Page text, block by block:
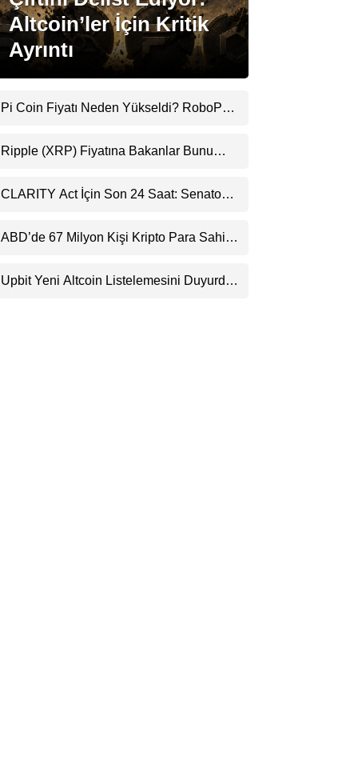
Instagram
LinkedIn
Telegram
Altcoin’ler İçin Kritik
Ayrıntı
Pi Coin Fiyatı Neden Yükseldi? RoboPay
Destekledi
Ripple (XRP) Fiyatına Bakanlar Bunu
Uyarı
CLARITY Act İçin Son 24 Saat: Senato
Beklentisini Bozabilir
ABD’de 67 Milyon Kişi Kripto Para Sahibi:
Upbit Yeni Altcoin Listelemesini Duyurdu: